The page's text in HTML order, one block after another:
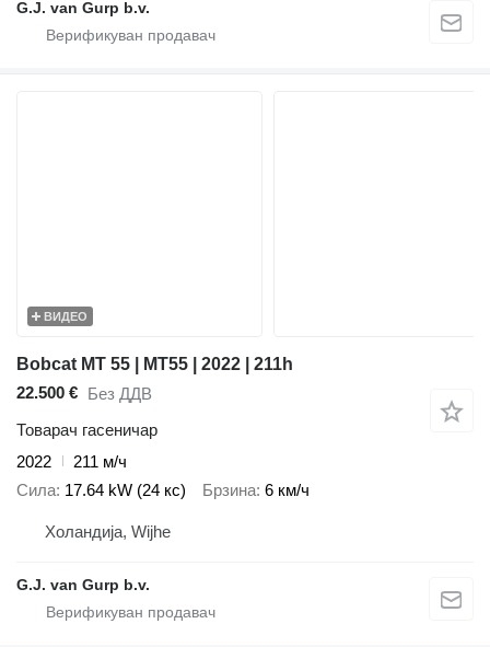
G.J. van Gurp b.v.
ВИДЕО
Bobcat MT 55 | MT55 | 2022 | 211h
22.500 € Без ДДВ
Товарач гасеничар
2022
211 м/ч
Сила 17.64 kW (24 кс) Брзина 6 км/ч
Холандија, Wijhe
G.J. van Gurp b.v.